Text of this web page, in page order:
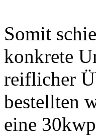
Somit
konkrete
reiflicher
bestellten
eine